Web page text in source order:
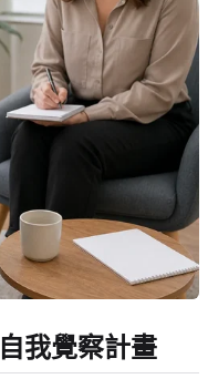
我覺察計畫